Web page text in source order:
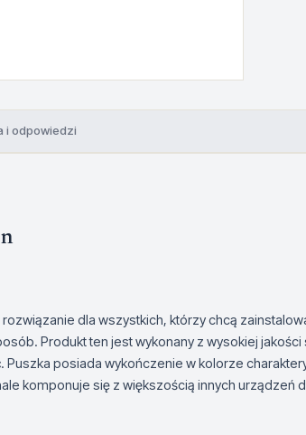
i odpowiedzi
dla wszystkich, którzy chcą
Produkt ten jest wykonany z wysokiej jakości
Puszka posiada wykończenie w kolorze
komponuje się z większością innych urządzeń